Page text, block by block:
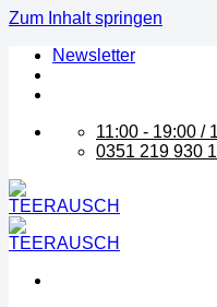
Zum Inhalt springen
Newsletter
11:00 - 19:00 /
0351 219 930